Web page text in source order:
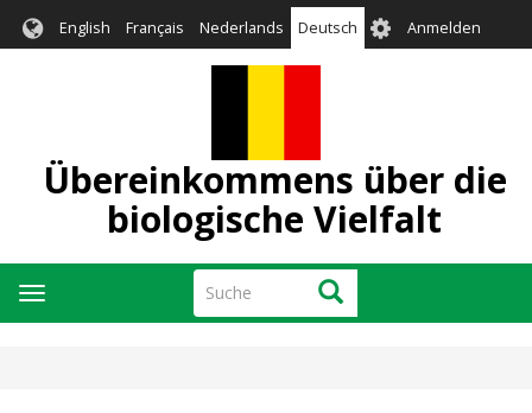
zum
English Français Nederlands Deutsch User
account
Anmelden
Übereinkommens über die
biologische Vielfalt
Suche Suche
Navigation
aktivieren/deaktivieren